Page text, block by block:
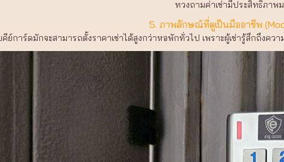
ทวงถามค่าเช่ามีประสิทธิภาพ
5. ภาพลักษณ์ที่ดูเป็นมืออาชีพ
การ์ดมักจะสามารถตั้งราคาเช่าได้สูงกว่าหอพักทั่วไป เพราะผู้เช่ารู้สึกถึงคว